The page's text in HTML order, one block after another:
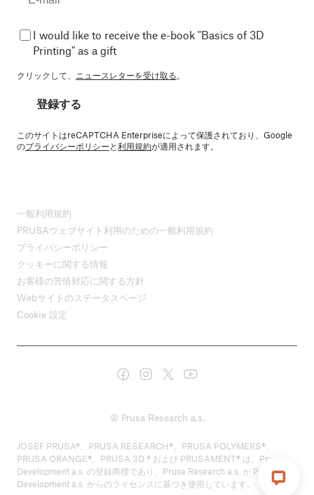
I would like to receive the e-book "Basics of 3D
Printing" as a gift
クリックして、 ニュースレターを受け取る。
登録する
このサイトはreCAPTCHA Enterpriseによって保護されており、Google
のプライバシーポリシーと利用規約が適用されます。
一般利用規約
PRUSAウェブサイト利用のための一般利用規約
プライバシーポリシー
クッキーに関する情報
お客様の苦情対応に関する方針
Webサイトのステータスページ
Cookie 設定
© Prusa Research a.s.
JOSEF PRUSA®、PRUSA RESEARCH®、PRUSA POLYMERS®、
PRUSA ORANGE®、PRUSA 3D ® および PRUSAMENT® は、Prusa
Development a.s. の登録商標であり、Prusa Research a.s. が Prusa
Development a.s. からのライセンスに基づき使用しています。